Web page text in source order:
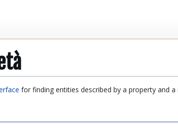
for finding entities described by a property and